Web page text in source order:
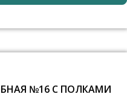
№16 С ПОЛКАМИ